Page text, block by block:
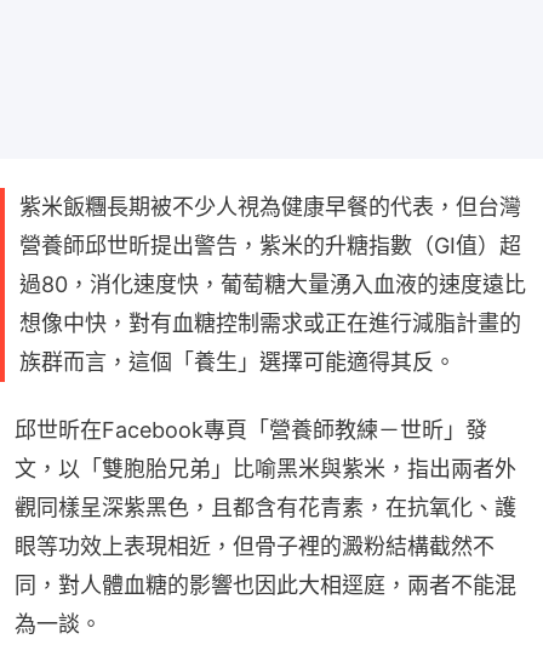
紫米飯糰長期被不少人視為健康早餐的代表，但台灣
營養師邱世昕提出警告，紫米的升糖指數（GI值）超
過80，消化速度快，葡萄糖大量湧入血液的速度遠比
想像中快，對有血糖控制需求或正在進行減脂計畫的
族群而言，這個「養生」選擇可能適得其反。
邱世昕在Facebook專頁「營養師教練－世昕」發
文，以「雙胞胎兄弟」比喻黑米與紫米，指出兩者外
觀同樣呈深紫黑色，且都含有花青素，在抗氧化、護
眼等功效上表現相近，但骨子裡的澱粉結構截然不
同，對人體血糖的影響也因此大相逕庭，兩者不能混
為一談。